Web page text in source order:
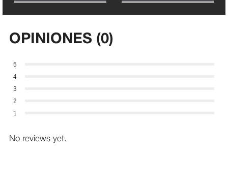
OPINIONES (0)
5
4
3
2
1
No reviews yet.